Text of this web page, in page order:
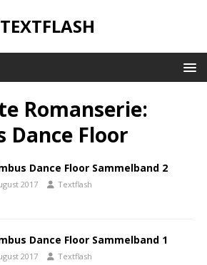
TEXTFLASH
Romanserie:
Dance Floor
Dance Floor Sammelband 2
2017 Textflash
Dance Floor Sammelband 1
2017 Textflash